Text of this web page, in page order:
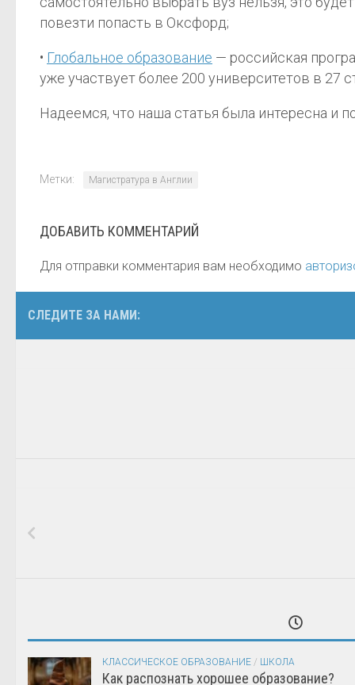
повезти попасть в Оксфорд;
• Глобальное образование — российская
уже участвует более 200 университетов в 27
Надеемся, что наша статья была интересна и
Метки: Магистратура в Англии
ДОБАВИТЬ КОММЕНТАРИЙ
Для отправки комментария вам необходимо
СЛЕДИТЕ ЗА НАМИ:
КЛАССИЧЕСКОЕ ОБРАЗОВАНИЕ / ШКОЛА
Как распознать хорошее образование?